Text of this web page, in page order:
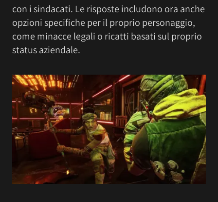
con i sindacati. Le risposte includono ora anche
opzioni specifiche per il proprio personaggio,
come minacce legali o ricatti basati sul proprio
status aziendale.